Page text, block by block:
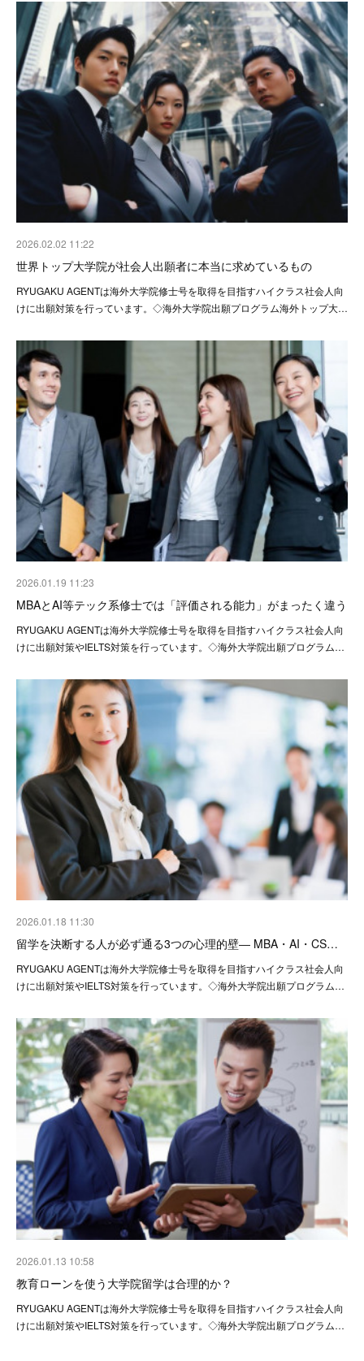
2026.02.02 11:22
世界トップ大学院が社会人出願者に本当に求めているもの
RYUGAKU AGENTは海外大学院修士号を取得を目指すハイクラス社会人向
けに出願対策を行っています。◇海外大学院出願プログラム海外トップ大…
2026.01.19 11:23
MBAとAI等テック系修士では「評価される能力」がまったく違う
RYUGAKU AGENTは海外大学院修士号を取得を目指すハイクラス社会人向
けに出願対策やIELTS対策を行っています。◇海外大学院出願プログラム…
2026.01.18 11:30
留学を決断する人が必ず通る3つの心理的壁― MBA・AI・CS…
RYUGAKU AGENTは海外大学院修士号を取得を目指すハイクラス社会人向
けに出願対策やIELTS対策を行っています。◇海外大学院出願プログラム…
2026.01.13 10:58
教育ローンを使う大学院留学は合理的か？
RYUGAKU AGENTは海外大学院修士号を取得を目指すハイクラス社会人向
けに出願対策やIELTS対策を行っています。◇海外大学院出願プログラム…